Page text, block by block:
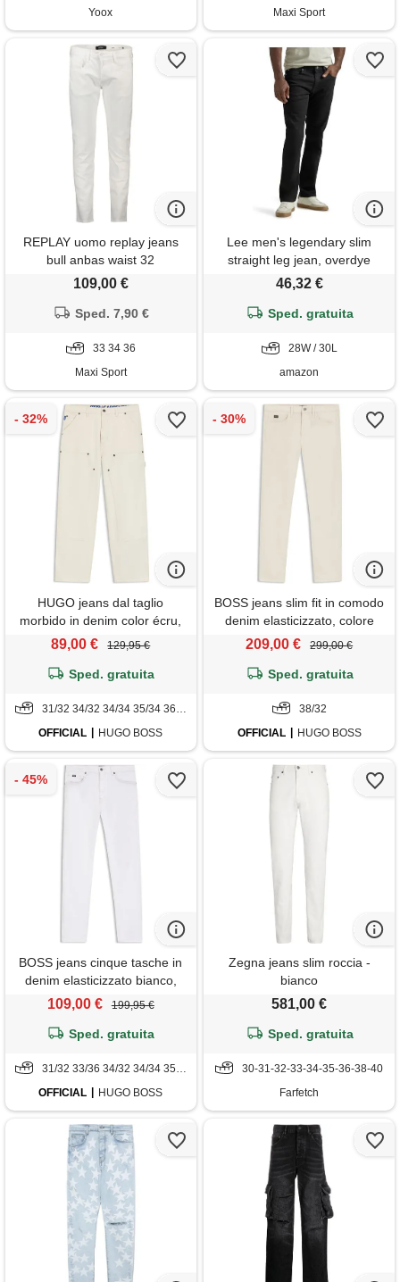
Yoox Maxi Sport
REPLAY uomo replay jeans
bull anbas waist 32
109,00 €
Sped. 7,90 €
33 34 36
Maxi Sport
Lee men's legendary slim
straight leg jean, overdye
black, 28w x 30l
46,32 €
Sped. gratuita
28W / 30L
amazon
HUGO jeans dal taglio
morbido in denim color écru,
colore neutro
89,00 € 129,95 €
Sped. gratuita
31/32 34/32 34/34 35/34 36/32
OFFICIAL
HUGO BOSS
BOSS jeans slim fit in comodo
denim elasticizzato, colore
neutro
209,00 € 299,00 €
Sped. gratuita
38/32
OFFICIAL
HUGO BOSS
BOSS jeans cinque tasche in
denim elasticizzato bianco,
bianco
109,00 € 199,95 €
Sped. gratuita
31/32 33/36 34/32 34/34 35/34 36/32 36/34 38/32 38/34
OFFICIAL
HUGO BOSS
Zegna jeans slim roccia -
bianco
581,00 €
Sped. gratuita
30-31-32-33-34-35-36-38-40
Farfetch